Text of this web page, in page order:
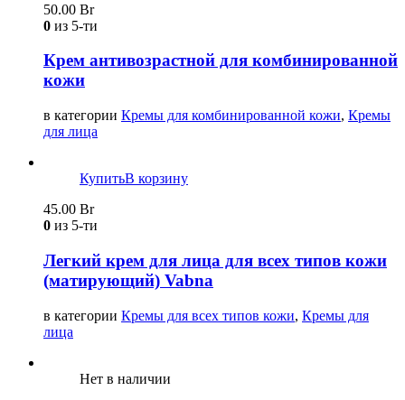
50.00 Br
0 из 5-ти
Крем антивозрастной для комбинированной
кожи
в категории Кремы для комбинированной кожи, Кремы
для лица
КупитьВ корзину
45.00 Br
0 из 5-ти
Легкий крем для лица для всех типов кожи
(матирующий) Vabna
в категории Кремы для всех типов кожи, Кремы для
лица
Нет в наличии